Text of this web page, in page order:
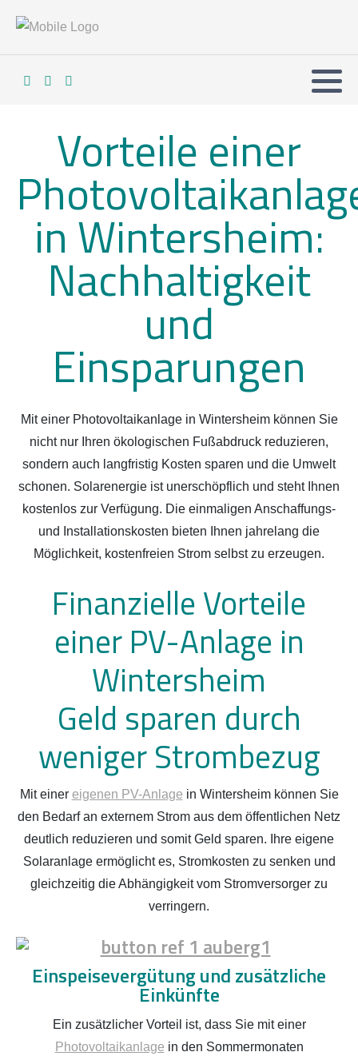
Vorteile einer
in Wintersheim:
Nachhaltigkeit
und
Einsparungen
Mit einer Photovoltaikanlage in Wintersheim können Sie
nicht nur Ihren ökologischen Fußabdruck reduzieren,
sondern auch langfristig Kosten sparen und die Umwelt
schonen. Solarenergie ist unerschöpflich und steht Ihnen
kostenlos zur Verfügung. Die einmaligen Anschaffungs-
und Installationskosten bieten Ihnen jahrelang die
Möglichkeit, kostenfreien Strom selbst zu erzeugen.
Finanzielle Vorteile
einer PV-Anlage in
Wintersheim
Geld sparen durch
weniger Strombezug
Mit einer eigenen PV-Anlage in Wintersheim können Sie
den Bedarf an externem Strom aus dem öffentlichen Netz
deutlich reduzieren und somit Geld sparen. Ihre eigene
Solaranlage ermöglicht es, Stromkosten zu senken und
gleichzeitig die Abhängigkeit vom Stromversorger zu
verringern.
Einspeisevergütung und zusätzliche
Einkünfte
Ein zusätzlicher Vorteil ist, dass Sie mit einer
Photovoltaikanlage in den Sommermonaten